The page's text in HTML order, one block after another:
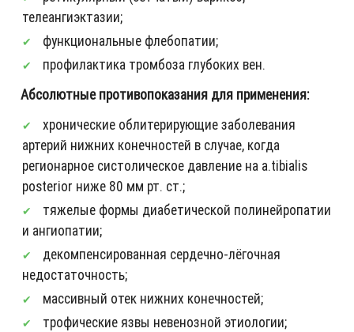
телеангиэктазии;
функциональные флебопатии;
профилактика тромбоза глубоких вен.
Абсолютные противопоказания для применения:
хронические облитерирующие заболевания
артерий нижних конечностей в случае, когда
регионарное систолическое давление на a.tibialis
posterior ниже 80 мм рт. ст.;
тяжелые формы диабетической полинейропатии
и ангиопатии;
декомпенсированная сердечно-лёгочная
недостаточность;
массивный отек нижних конечностей;
трофические язвы невенозной этиологии;